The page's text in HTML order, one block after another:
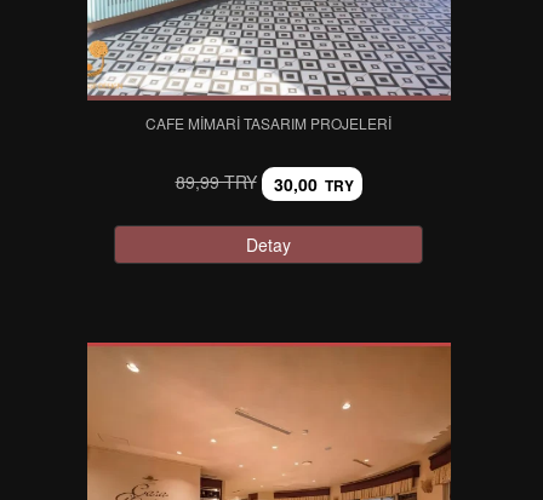
CAFE MIMARI TASARIM PROJELERI
89,99 TRY 30,00 TRY
Detay